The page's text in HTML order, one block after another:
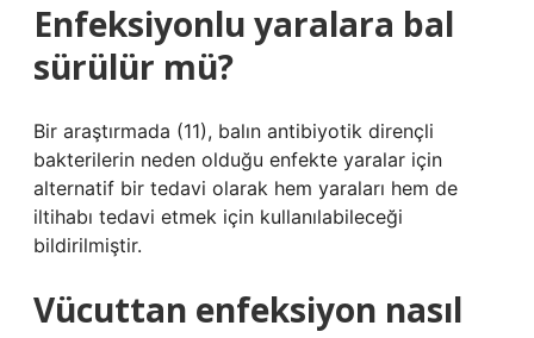
Enfeksiyonlu yaralara bal
sürülür mü?
Bir araştırmada (11), balın antibiyotik dirençli
bakterilerin neden olduğu enfekte yaralar için
alternatif bir tedavi olarak hem yaraları hem de
iltihabı tedavi etmek için kullanılabileceği
bildirilmiştir.
Vücuttan enfeksiyon nasıl